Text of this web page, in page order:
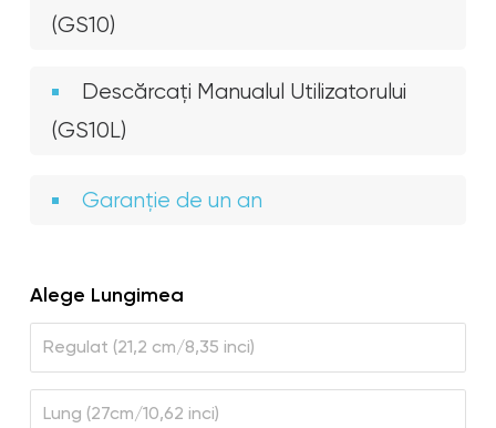
(GS10)
Descărcați Manualul Utilizatorului
(GS10L)
Garanție de un an
Alege Lungimea
Regulat (21,2 cm/8,35 inci)
Lung (27cm/10,62 inci)